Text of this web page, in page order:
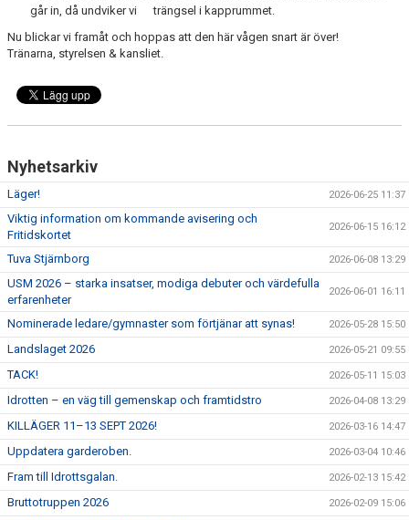
går in, då undviker vi trängsel i kapprummet.
Nu blickar vi framåt och hoppas att den här vågen snart är över!
Tränarna, styrelsen & kansliet.
Nyhetsarkiv
Läger! 2026-06-25 11:37
Viktig information om kommande avisering och
Fritidskortet
2026-06-15 16:12
Tuva Stjärnborg 2026-06-08 13:29
USM 2026 – starka insatser, modiga debuter och värdefulla
erfarenheter
2026-06-01 16:11
Nominerade ledare/gymnaster som förtjänar att synas! 2026-05-28 15:50
Landslaget 2026 2026-05-21 09:55
TACK! 2026-05-11 15:03
Idrotten – en väg till gemenskap och framtidstro 2026-04-08 13:29
KILLÄGER 11–13 SEPT 2026! 2026-03-16 14:47
Uppdatera garderoben. 2026-03-04 10:46
Fram till Idrottsgalan. 2026-02-13 15:42
Bruttotruppen 2026 2026-02-09 15:06